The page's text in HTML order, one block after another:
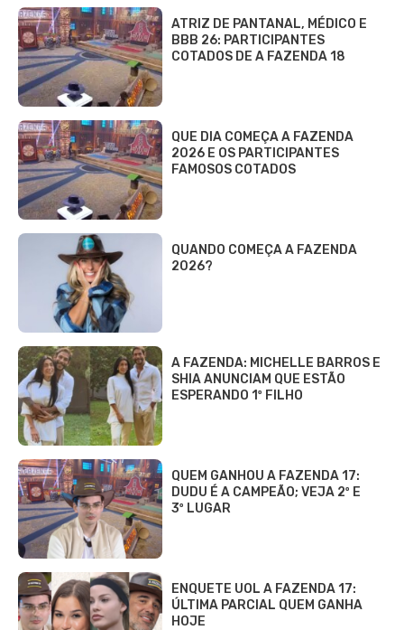
ATRIZ DE PANTANAL, MÉDICO E
BBB 26: PARTICIPANTES
COTADOS DE A FAZENDA 18
QUE DIA COMEÇA A FAZENDA
2026 E OS PARTICIPANTES
FAMOSOS COTADOS
QUANDO COMEÇA A FAZENDA
2026?
A FAZENDA: MICHELLE BARROS E
SHIA ANUNCIAM QUE ESTÃO
ESPERANDO 1º FILHO
QUEM GANHOU A FAZENDA 17:
DUDU É A CAMPEÃO; VEJA 2º E
3º LUGAR
ENQUETE UOL A FAZENDA 17:
ÚLTIMA PARCIAL QUEM GANHA
HOJE